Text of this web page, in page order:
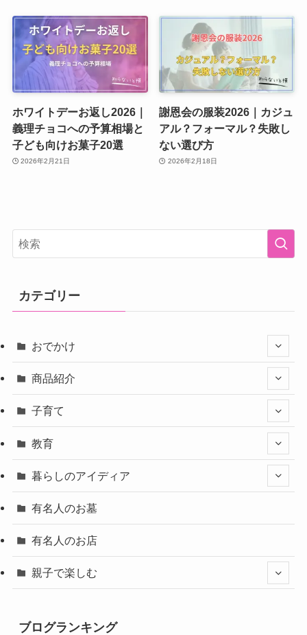
ホワイトデーお返し2026｜
義理チョコへの予算相場と
子ども向けお菓子20選
2026年2月21日
謝恩会の服装2026｜カジュ
アル？フォーマル？失敗し
ない選び方
2026年2月18日
カテゴリー
おでかけ
商品紹介
子育て
教育
暮らしのアイディア
有名人のお墓
有名人のお店
親子で楽しむ
ブログランキング